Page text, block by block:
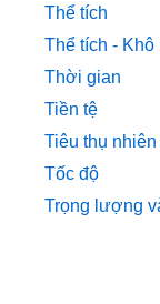
Thể tích
Thể tích - Khô
Thời gian
Tiền tệ
Tiêu thụ nhiên
Tốc độ
Trọng lượng